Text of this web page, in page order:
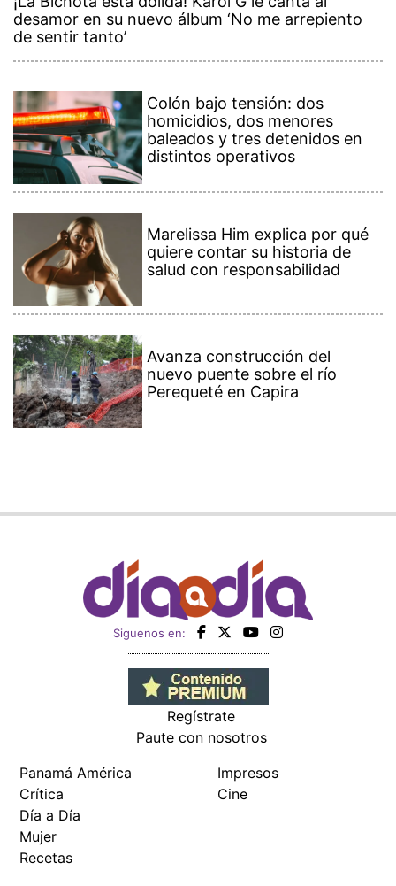
desamor en su nuevo álbum ‘No me arrepiento
de sentir tanto’
Colón bajo tensión: dos
homicidios, dos menores
baleados y tres detenidos en
distintos operativos
Marelissa Him explica por qué
quiere contar su historia de
salud con responsabilidad
Avanza construcción del
nuevo puente sobre el río
Perequeté en Capira
Siguenos en:
Regístrate
Paute con nosotros
Panamá América
Crítica
Día a Día
Mujer
Recetas
Impresos
Cine